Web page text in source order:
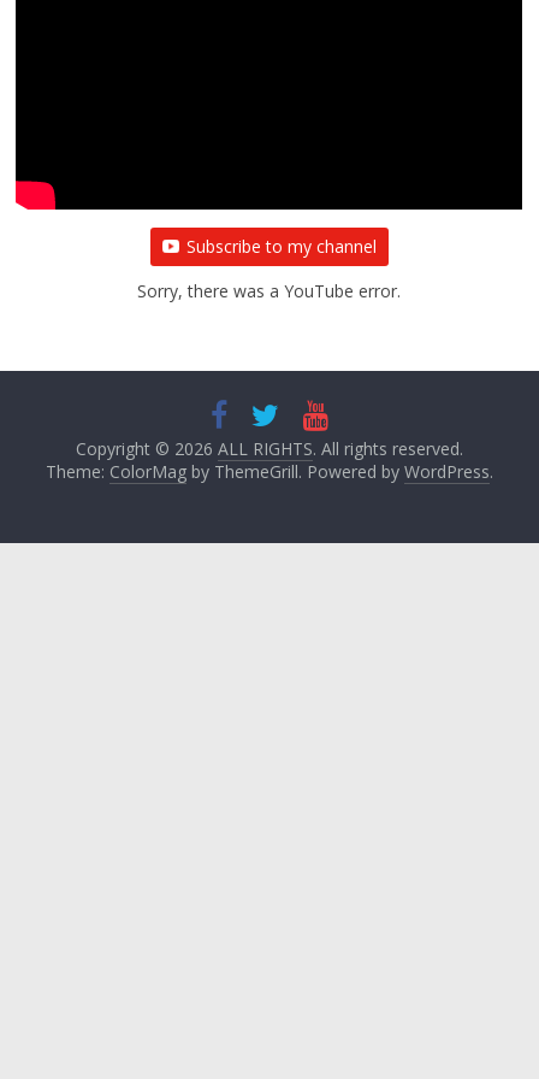
Subscribe to my channel
Sorry, there was a YouTube error.
Copyright © 2026 ALL RIGHTS. All rights reserved.
Theme: ColorMagby ThemeGrill. Powered by WordPress.